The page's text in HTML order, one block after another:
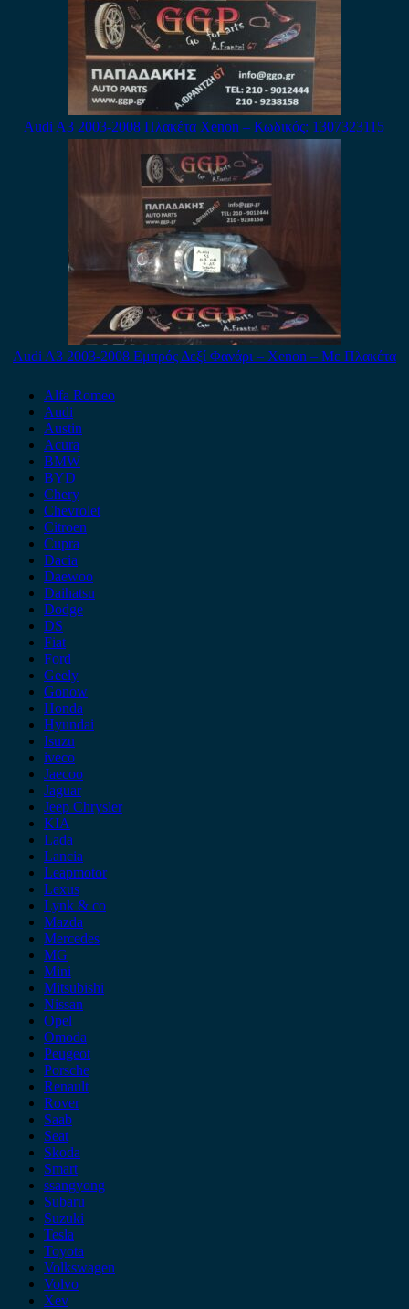
Audi A3 2003-2008 Πλακέτα Xenon – Κωδικός: 1307323115
Audi A3 2003-2008 Εμπρός Δεξί Φανάρι – Xenon – Με Πλακέτα
Alfa Romeo
Audi
Austin
Acura
BMW
BYD
Chery
Chevrolet
Citroen
Cupra
Dacia
Daewoo
Daihatsu
Dodge
DS
Fiat
Ford
Geely
Gonow
Honda
Hyundai
Isuzu
iveco
Jaecoo
Jaguar
Jeep Chrysler
KIA
Lada
Lancia
Leapmotor
Lexus
Lynk & co
Mazda
Mercedes
MG
Mini
Mitsubishi
Nissan
Opel
Omoda
Peugeot
Porsche
Renault
Rover
Saab
Seat
Skoda
Smart
ssangyong
Subaru
Suzuki
Tesla
Toyota
Volkswagen
Volvo
Xev